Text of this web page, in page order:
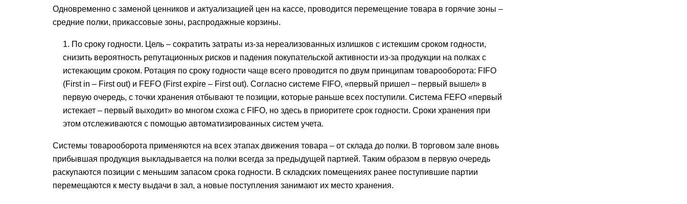
Одновременно с заменой ценников и актуализацией цен на кассе, проводится перемещение товара в горячие зоны –
средние полки, прикассовые зоны, распродажные корзины.
По сроку годности. Цель – сократить затраты из-за нереализованных излишков с истекшим сроком годности,
снизить вероятность репутационных рисков и падения покупательской активности из-за продукции на полках с
истекающим сроком. Ротация по сроку годности чаще всего проводится по двум принципам товарооборота: FIFO
(First in – First out) и FEFO (First expire – First out). Согласно системе FIFO, «первый пришел – первый вышел» в
первую очередь, с точки хранения отбывают те позиции, которые раньше всех поступили. Система FEFO «первый
истекает – первый выходит» во многом схожа с FIFO, но здесь в приоритете срок годности. Сроки хранения при
этом отслеживаются с помощью автоматизированных систем учета.
Системы товарооборота применяются на всех этапах движения товара – от склада до полки. В торговом зале вновь
прибывшая продукция выкладывается на полки всегда за предыдущей партией. Таким образом в первую очередь
раскупаются позиции с меньшим запасом срока годности. В складских помещениях ранее поступившие партии
перемещаются к месту выдачи в зал, а новые поступления занимают их место хранения.